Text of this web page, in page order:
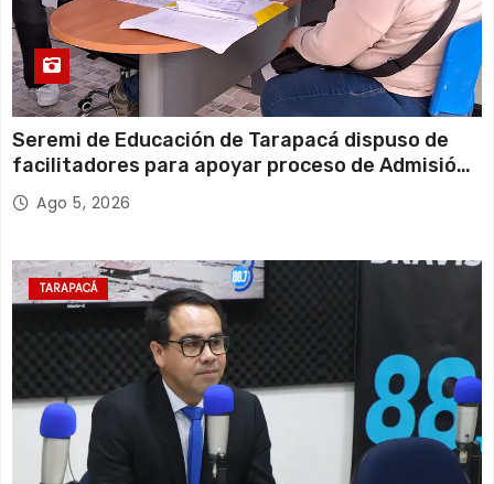
Seremi de Educación de Tarapacá dispuso de
facilitadores para apoyar proceso de Admisión
Escolar 2027
Ago 5, 2026
TARAPACÁ